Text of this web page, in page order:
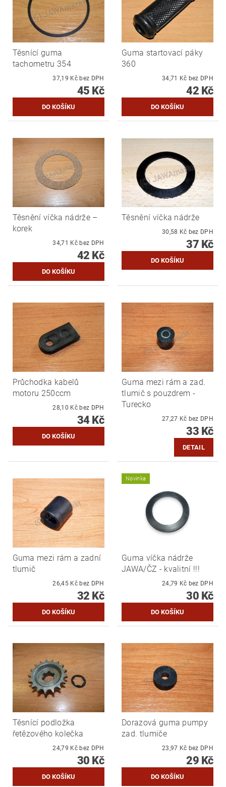
Těsnící guma
tachometru 354
37,19 Kč bez DPH
45 Kč
Guma startovací páky
360
34,71 Kč bez DPH
42 Kč
Těsnění víčka nádrže –
korek
34,71 Kč bez DPH
42 Kč
Těsnění víčka nádrže
30,58 Kč bez DPH
37 Kč
Průchodka kabelů
motoru 250ccm
28,10 Kč bez DPH
34 Kč
Guma mezi rám a zad.
tlumič s pouzdrem -
Turecko
27,27 Kč bez DPH
33 Kč
DETAIL
Guma mezi rám a zadní
tlumič
26,45 Kč bez DPH
32 Kč
Novinka
Guma víčka nádrže
JAWA/ČZ - kvalitní !!!
24,79 Kč bez DPH
30 Kč
Těsnící podložka
řetězového kolečka
24,79 Kč bez DPH
30 Kč
Dorazová guma pumpy
zad. tlumiče
23,97 Kč bez DPH
29 Kč